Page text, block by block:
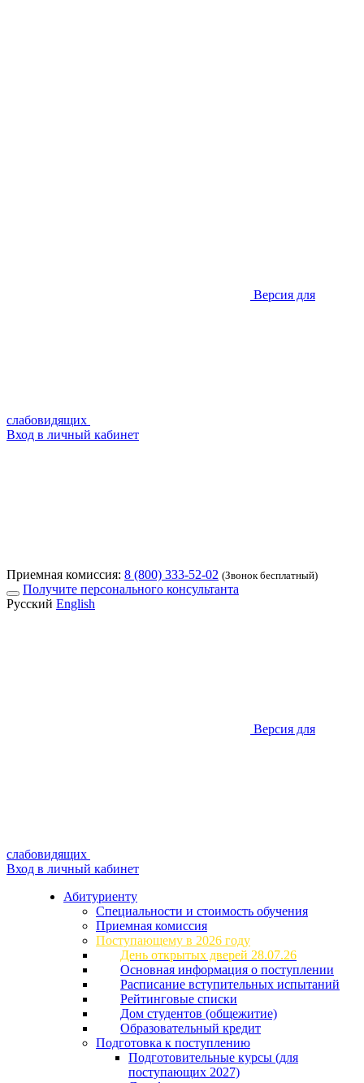
Версия для
слабовидящих
Вход в личный кабинет
Приемная комиссия: 8 (800) 333-52-02 (Звонок бесплатный)
Получите персонального консультанта
Русский English
Версия для
слабовидящих
Вход в личный кабинет
Абитуриенту
Специальности и стоимость обучения
Приемная комиссия
Поступающему в 2026 году
День открытых дверей 28.07.26
Основная информация о поступлении
Расписание вступительных испытаний
Рейтинговые списки
Дом студентов (общежитие)
Образовательный кредит
Подготовка к поступлению
Подготовительные курсы (для
поступающих 2027)